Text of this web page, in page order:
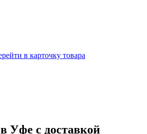
в карточку товара
Уфе с доставкой